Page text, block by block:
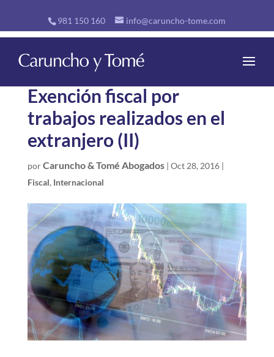
981 150 160 info@caruncho-tome.com
Exención fiscal por
trabajos realizados en el
extranjero (II)
porCaruncho & Tomé Abogados| Oct 28, 2016|
Fiscal, Internacional